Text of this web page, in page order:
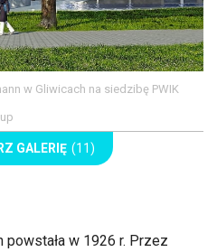
w Gliwicach na siedzibę PWIK
GALERIĘ (11)
powstała w 1926 r. Przez